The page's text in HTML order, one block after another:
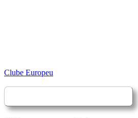
Clube Europeu